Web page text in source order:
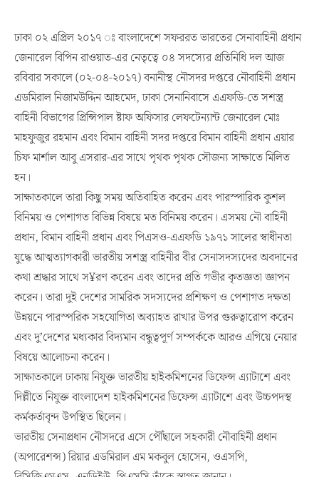
ঢাকা ০২ এপ্রিল ২০১৭ ঃ বাংলাদেশে সফররত ভারতের সেনাবাহিনী প্রধান
জেনারেল বিপিন রাওয়াত-এর নেতৃত্বে ০৪ সদস্যের প্রতিনিধি দল আজ
রবিবার সকালে (০২-০৪-২০১৭) বনানীস্থ নৌসদর দপ্তরে নৌবাহিনী প্রধান
এডমিরাল নিজামউদ্দিন আহমেদ, ঢাকা সেনানিবাসে এএফডি-তে সশস্ত্র
বাহিনী বিভাগের প্রিন্সিপাল ষ্টাফ অফিসার লেফটেন্যান্ট জেনারেল মোঃ
মাহফুজুর রহমান এবং বিমান বাহিনী সদর দপ্তরে বিমান বাহিনী প্রধান এয়ার
চিফ মার্শাল আবু এসরার-এর সাথে পৃথক পৃথক সৌজন্য সাক্ষাতে মিলিত
হন।
সাক্ষাতকালে তারা কিছু সময় অতিবাহিত করেন এবং পারস্পারিক কুশল
বিনিময় ও পেশাগত বিভিন্ন বিষয়ে মত বিনিময় করেন। এসময় নৌ বাহিনী
প্রধান, বিমান বাহিনী প্রধান এবং পিএসও-এএফডি ১৯৭১ সালের স্বাধীনতা
যুদ্ধে আত্মত্যাগকারী ভারতীয় সশস্ত্র বাহিনীর বীর সেনাসদস্যদের অবদানের
কথা শ্রদ্ধার সাথে স¥রণ করেন এবং তাদের প্রতি গভীর কৃতজ্ঞতা জ্ঞাপন
করেন। তারা দুই দেশের সামরিক সদস্যদের প্রশিক্ষণ ও পেশাগত দক্ষতা
উন্নয়নে পারস্পরিক সহযোগিতা অব্যাহত রাখার উপর গুরুত্বারোপ করেন
এবং দু’দেশের মধ্যকার বিদ্যমান বন্ধুত্বপূর্ণ সম্পর্ককে আরও এগিয়ে নেয়ার
বিষয়ে আলোচনা করেন।
সাক্ষাতকালে ঢাকায় নিযুক্ত ভারতীয় হাইকমিশনের ডিফেন্স এ্যাটাশে এবং
দিল্লীতে নিযুক্ত বাংলাদেশ হাইকমিশনের ডিফেন্স এ্যাটাশে এবং উচ্চপদস্থ
কর্মকর্তাবৃন্দ উপস্থিত ছিলেন।
ভারতীয় সেনাপ্রধান নৌসদরে এসে পৌঁছালে সহকারী নৌবাহিনী প্রধান
(অপারেশন্স) রিয়ার এডমিরাল এম মকবুল হোসেন, ওএসপি,